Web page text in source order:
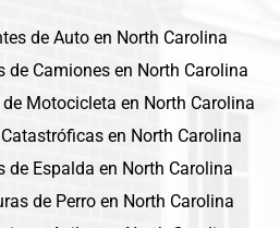
de Auto en North Carolina
de Camiones en North Carolina
Motocicleta en North Carolina
en North Carolina
de Espalda en North Carolina
de Perro en North Carolina